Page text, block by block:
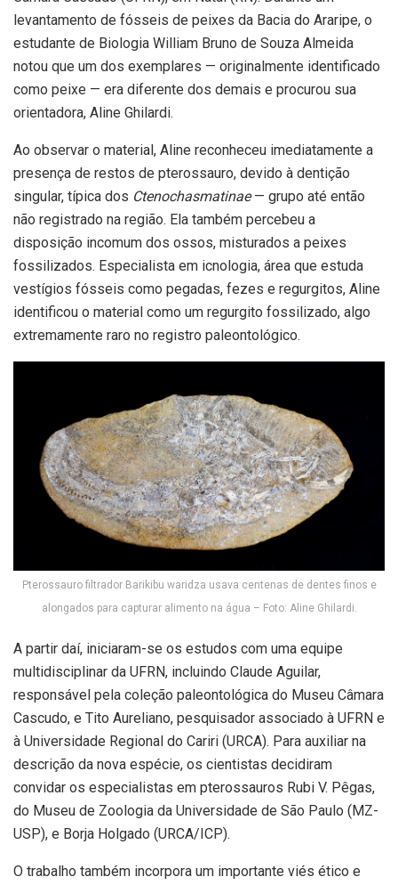
levantamento de fósseis de peixes da Bacia do Araripe, o
estudante de Biologia William Bruno de Souza Almeida
notou que um dos exemplares — originalmente identificado
como peixe — era diferente dos demais e procurou sua
orientadora, Aline Ghilardi.
Ao observar o material, Aline reconheceu imediatamente a
presença de restos de pterossauro, devido à dentição
singular, típica dos Ctenochasmatinae— grupo até então
não registrado na região. Ela também percebeu a
disposição incomum dos ossos, misturados a peixes
fossilizados. Especialista em icnologia, área que estuda
vestígios fósseis como pegadas, fezes e regurgitos, Aline
identificou o material como um regurgito fossilizado, algo
extremamente raro no registro paleontológico.
Pterossauro filtrador Barikibu waridza usava centenas de dentes finos e
alongados para capturar alimento na água – Foto: Aline Ghilardi.
A partir daí, iniciaram-se os estudos com uma equipe
multidisciplinar da UFRN, incluindo Claude Aguilar,
responsável pela coleção paleontológica do Museu Câmara
Cascudo, e Tito Aureliano, pesquisador associado à UFRN e
à Universidade Regional do Cariri (URCA). Para auxiliar na
descrição da nova espécie, os cientistas decidiram
convidar os especialistas em pterossauros Rubi V. Pêgas,
do Museu de Zoologia da Universidade de São Paulo (MZ-
USP), e Borja Holgado (URCA/ICP).
O trabalho também incorpora um importante viés ético e